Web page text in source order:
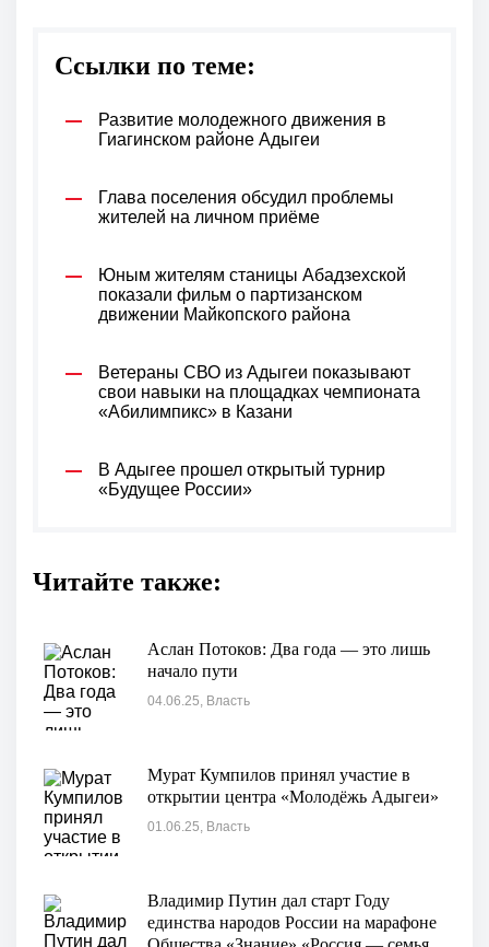
Ссылки по теме:
Развитие молодежного движения в
Гиагинском районе Адыгеи
Глава поселения обсудил проблемы
жителей на личном приёме
Юным жителям станицы Абадзехской
показали фильм о партизанском
движении Майкопского района
Ветераны СВО из Адыгеи показывают
свои навыки на площадках чемпионата
«Абилимпикс» в Казани
В Адыгее прошел открытый турнир
«Будущее России»
Читайте также:
Аслан Потоков: Два года — это лишь
начало пути
04.06.25, Власть
Мурат Кумпилов принял участие в
открытии центра «Молодёжь Адыгеи»
01.06.25, Власть
Владимир Путин дал старт Году
единства народов России на марафоне